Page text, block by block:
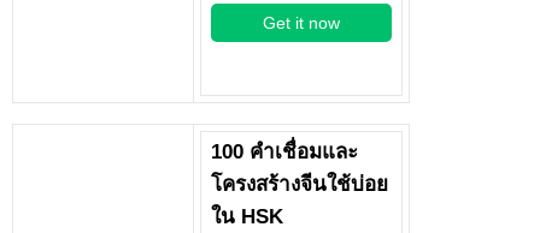
Get it now
100 คำเชื่อมและ
โครงสร้างจีนใช้บ่อย
ใน HSK